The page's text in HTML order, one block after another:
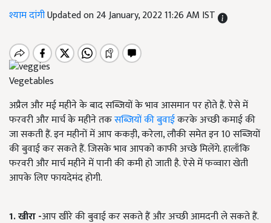
श्याम दांगीUpdated on 24 January, 2022 11:26 AM IST
Vegetables
अप्रैल और मई महीने के बाद सब्जियों के भाव आसमान पर होते हैं. ऐसे में
फरवरी और मार्च के महीने तकसब्जियों की बुवाईकरके अच्छी कमाई की
जा सकती हैं. इन महीनों में आप ककड़ी, करेला, लौकी समेत इन 10 सब्जियों
की बुवाई कर सकते हैं. जिसके भाव आपको काफी अच्छे मिलेंगे. हालाँकि
फरवरी और मार्च महीने में पानी की कमी हो जाती है. ऐसे में फव्वारा खेती
आपके लिए फायदेमंद होगी.
1. खीरा -आप खीरे की बुवाई कर सकते हैं और अच्छी आमदनी ले सकते हैं.